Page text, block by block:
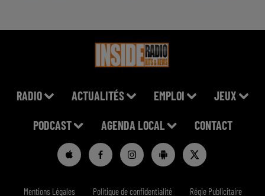
RADIO ACTUALITÉS EMPLOI JEUX
PODCAST AGENDA LOCAL CONTACT
Mentions Légales Politique de confidentialité Régie Publicitaire